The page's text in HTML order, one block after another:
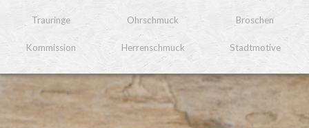
Trauringe Ohrschmuck Broschen
Kommission Herrenschmuck Stadtmotive